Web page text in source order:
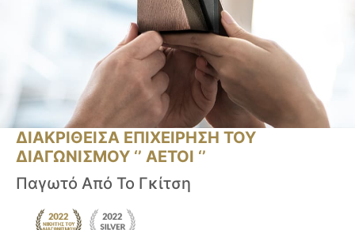
ΔΙΑΚΡΙΘΕΙΣΑ ΕΠΙΧΕΙΡΗΣΗ ΤΟΥ
ΔΙΑΓΩΝΙΣΜΟΥ ‘’ ΑΕΤΟΙ ‘’
Παγωτό Από Το Γκίτση